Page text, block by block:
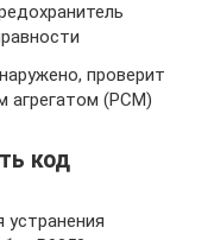
проверит
агрегатом (PCM)
код